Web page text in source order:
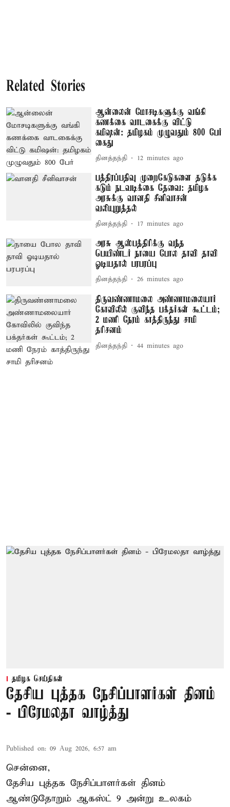
Related Stories
ஆன்லைன் மோசடிகளுக்கு வங்கி
கணக்கை வாடகைக்கு விட்டு
கமிஷன்: தமிழகம் முழுவதும் 800 பேர்
கைது
தினத்தந்தி 12 minutes ago
பத்திரப்பதிவு முறைகேடுகளை தடுக்க
கடும் நடவடிக்கை தேவை: தமிழக
அரசுக்கு வானதி சீனிவாசன்
வலியுறுத்தல்
தினத்தந்தி 17 minutes ago
அரசு ஆஸ்பத்திரிக்கு வந்த
பெயிண்டர் நாயை போல தாவி தாவி
ஓடியதால் பரபரப்பு
தினத்தந்தி 26 minutes ago
திருவண்ணாமலை அண்ணாமலையார்
கோவிலில் குவிந்த பக்தர்கள் கூட்டம்;
2 மணி நேரம் காத்திருந்து சாமி
தரிசனம்
தினத்தந்தி 44 minutes ago
தமிழக செய்திகள்
தேசிய புத்தக நேசிப்பாளர்கள் தினம்
- பிரேமலதா வாழ்த்து
Published on: 09 Aug 2026, 6:57 am
சென்னை,
தேசிய புத்தக நேசிப்பாளர்கள் தினம்
ஆண்டுதோறும் ஆகஸ்ட் 9 அன்று உலகம்